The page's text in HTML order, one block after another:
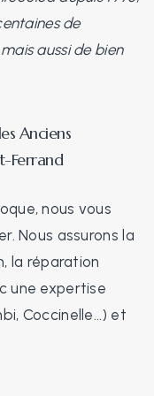
de
aussi de bien
Anciens
Ferrand
nous vous
Nous assurons la
la réparation
une expertise
Coccinelle...) et